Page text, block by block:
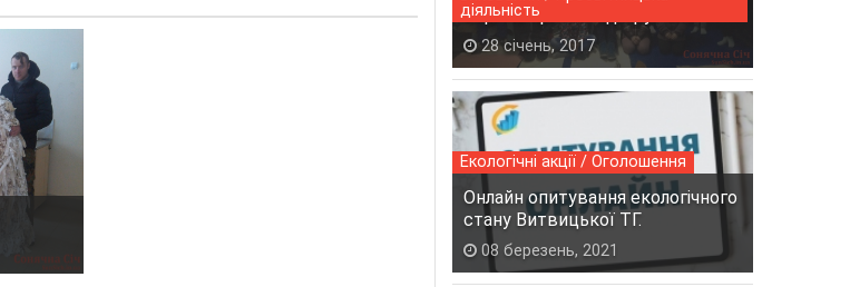
діяльність
Стрічка про бій під Крутами.
28 січень, 2017
Екологічні акції / Оголошення
Онлайн опитування екологічного
стану Витвицької ТГ.
08 березень, 2021